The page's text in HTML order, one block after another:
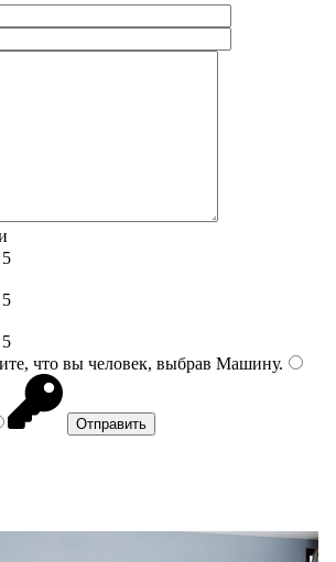
5
5
5
что вы человек, выбрав Машину.